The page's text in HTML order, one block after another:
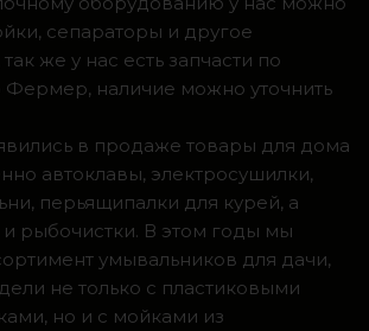
сепараторы и другое
же у нас есть запчасти по
наличие можно уточнить
в продаже товары для дома
автоклавы, электросушилки,
перьящипалки для курей, а
рыбочистки. В этом годы мы
умывальников для дачи,
не только с пластиковыми
но и с мойками из